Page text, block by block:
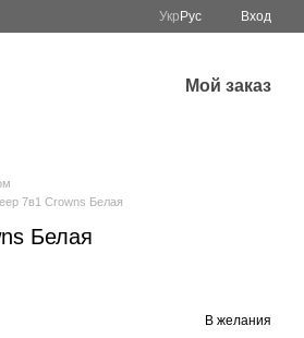
Укр Рус Вход
Мой заказ
7в1 Crowns Белая
Белая
В желания